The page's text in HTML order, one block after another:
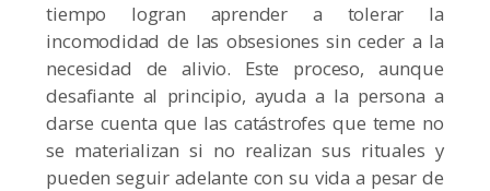
tiempo logran aprender a tolerar la
incomodidad de las obsesiones sin ceder a la
necesidad de alivio. Este proceso, aunque
desafiante al principio, ayuda a la persona a
darse cuenta que las catástrofes que teme no
se materializan si no realizan sus rituales y
pueden seguir adelante con su vida a pesar de